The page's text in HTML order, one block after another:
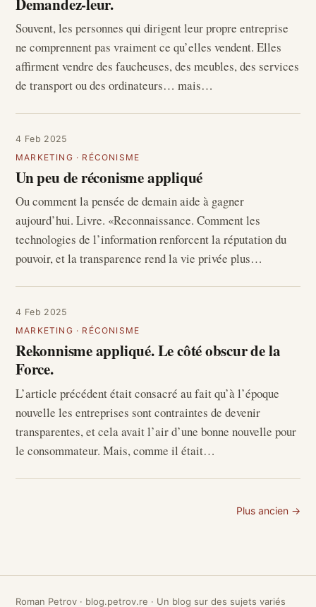
Souvent, les personnes qui dirigent leur propre entreprise
ne comprennent pas vraiment ce qu’elles vendent. Elles
affirment vendre des faucheuses, des meubles, des services
de transport ou des ordinateurs… mais…
4 Feb 2025
MARKETING · RÉCONISME
Un peu de réconisme appliqué
Ou comment la pensée de demain aide à gagner
aujourd’hui. Livre. «Reconnaissance. Comment les
technologies de l’information renforcent la réputation du
pouvoir, et la transparence rend la vie privée plus…
4 Feb 2025
MARKETING · RÉCONISME
Rekonnisme appliqué. Le côté obscur de la
Force.
L’article précédent était consacré au fait qu’à l’époque
nouvelle les entreprises sont contraintes de devenir
transparentes, et cela avait l’air d’une bonne nouvelle pour
le consommateur. Mais, comme il était…
Plus ancien →
Roman Petrov · blog.petrov.re · Un blog sur des sujets variés